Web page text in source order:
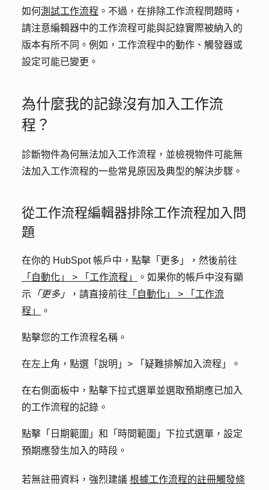
如何測試工作流程 。不過，在排除工作流程問題時，
請注意編輯器中的工作流程可能與記錄實際被納入的
版本有所不同。例如，工作流程中的動作、觸發器或
設定可能已變更。
為什麼我的記錄沒有加入工作流
程？
診斷物件為何無法加入工作流程，並檢視物件可能無
法加入工作流程的一些常見原因及典型的解決步驟。
從工作流程編輯器排除工作流程加入問
題
在你的 HubSpot 帳戶中，點擊 「更多」
，然後前往
「自動化」
> 「工作流程」
。如果你的帳戶中沒有顯
示 「更多」 ，請直接前往 「自動化」 >
「工作流
程」
。
點擊您的工作流程名稱 。
在左上角，點選「 說明」> 「 疑難排解加入流程 」。
在右側面板中，點擊下拉式選單並選取預期應已加入
的工作流程的記錄 。
點擊「 日期範圍 」和「 時間範圍 」下拉式選單，設定
預期應發生加入的時段。
若無註冊資料，強烈建議 根據工作流程的註冊觸發條